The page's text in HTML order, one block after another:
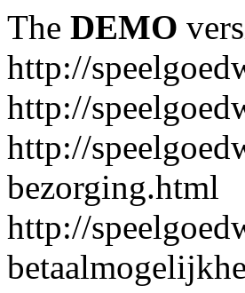
The DEMO
http://
http://
http://
bezorging.html
http://